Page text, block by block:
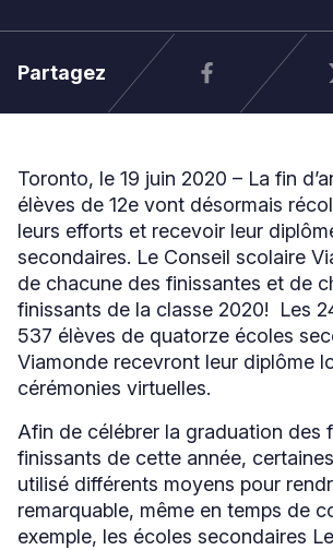
Partagez
Toronto, le 19 juin 2020 – La fin
élèves de 12e vont désormais
leurs efforts et recevoir leur
secondaires. Le Conseil scolaire
de chacune des finissantes et de
finissants de la classe 2020! Les
537 élèves de quatorze écoles
Viamonde recevront leur diplôme
cérémonies virtuelles.
Afin de célébrer la graduation des
finissants de cette année,
utilisé différents moyens pour
remarquable, même en temps de
exemple, les écoles secondaires